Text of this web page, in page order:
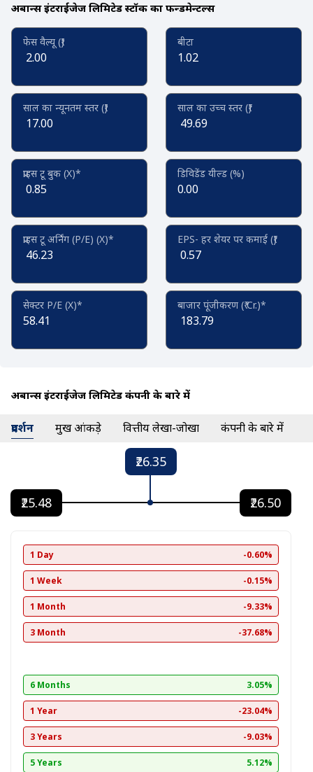
अबान्स इंटरप्राईजेज लिमिटेड स्टॉक का फन्डमेन्टल्स
फेस वैल्यू (₹)
2.00
बीटा
1.02
साल का न्यूनतम स्तर (₹)
17.00
साल का उच्च स्तर (₹)
49.69
प्राइस टू बुक (X)*
0.85
डिविडेंड यील्ड (%)
0.00
प्राइस टू अर्निंग (P/E) (X)*
46.23
EPS- हर शेयर पर कमाई (₹)
0.57
सेक्टर P/E (X)*
58.41
बाजार पूंजीकरण (₹ Cr.)*
183.79
अबान्स इंटरप्राईजेज लिमिटेड कंपनी के बारे में
प्रदर्शन प्रमुख आंकड़े वित्तीय लेखा-जोखा कंपनी के बारे में
₹26.35
₹25.48 ₹26.50
1 Day -0.60%
1 Week -0.15%
1 Month -9.33%
3 Month -37.68%
6 Months 3.05%
1 Year -23.04%
3 Years -9.03%
5 Years 5.12%